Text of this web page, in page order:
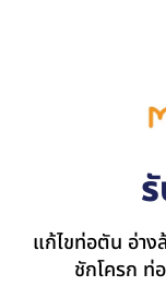
แก้ไขท่อตัน อ่าง
ชักโครก ท่